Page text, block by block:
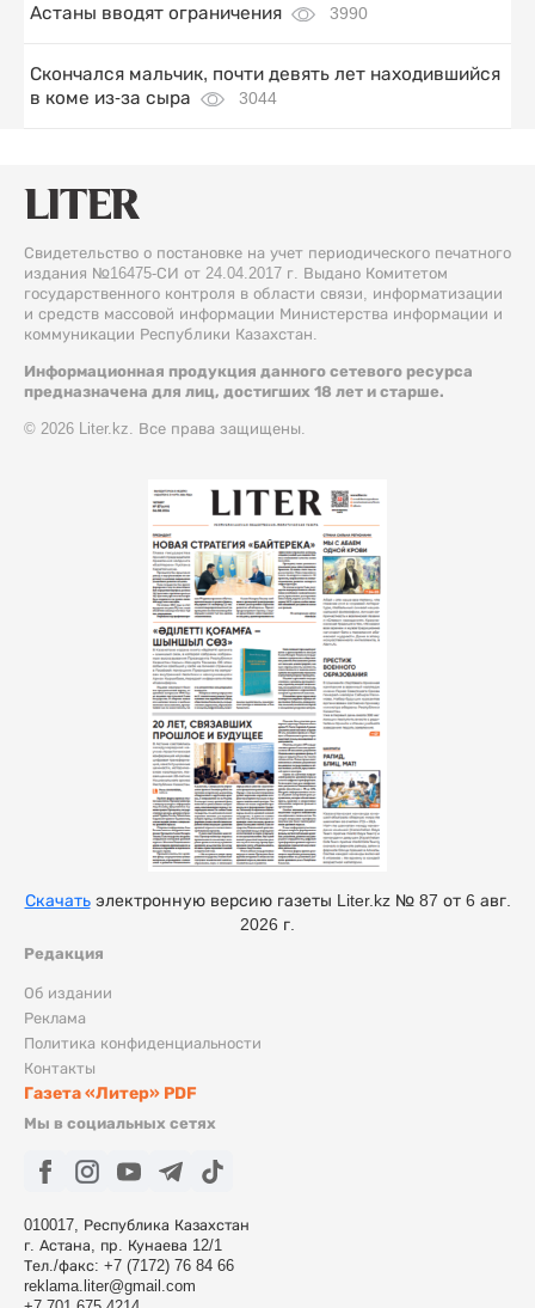
Астаны вводят ограничения
3990
Скончался мальчик, почти девять лет находившийся
в коме из-за сыра
3044
Свидетельство о постановке на учет периодического печатного
издания №16475-СИ от 24.04.2017 г. Выдано Комитетом
государственного контроля в области связи, информатизации
и средств массовой информации Министерства информации и
коммуникации Республики Казахстан.
Информационная продукция данного сетевого ресурса
предназначена для лиц, достигших 18 лет и старше.
© 2026 Liter.kz. Все права защищены.
Редакция
Об издании
Реклама
Политика конфиденциальности
Контакты
Газета «Литер» PDF
Мы в социальных сетях
010017, Республика Казахстан
г. Астана, пр. Кунаева 12/1
Тел./факс: +7 (7172) 76 84 66
reklama.liter@gmail.com
Скачатьэлектронную версию газеты Liter.kz № 87 от 6 авг.
2026 г.